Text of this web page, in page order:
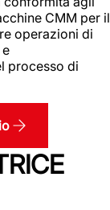
CMM per il
operazioni di
processo di